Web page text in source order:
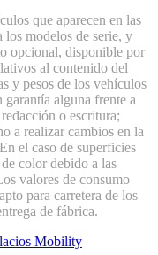
que aparecen en las
los modelos de serie, y
opcional, disponible por
al contenido del
y pesos de los vehículos
alguna frente a
o escritura;
a realizar cambios en la
el caso de superficies
color debido a las
valores de consumo
para carretera de los
de fábrica.